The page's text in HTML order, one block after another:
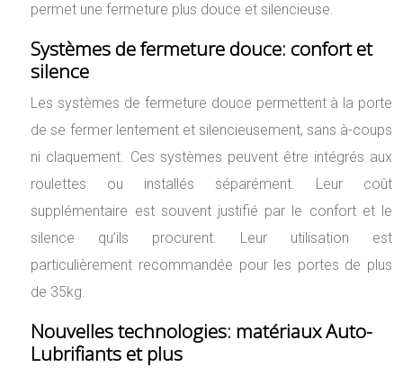
permet une fermeture plus douce et silencieuse.
Systèmes de fermeture douce: confort et
silence
Les systèmes de fermeture douce permettent à la porte
de se fermer lentement et silencieusement, sans à-coups
ni claquement. Ces systèmes peuvent être intégrés aux
roulettes ou installés séparément. Leur coût
supplémentaire est souvent justifié par le confort et le
silence qu’ils procurent. Leur utilisation est
particulièrement recommandée pour les portes de plus
de 35kg.
Nouvelles technologies: matériaux Auto-
Lubrifiants et plus